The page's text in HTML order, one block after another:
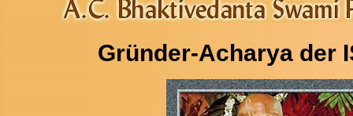
Gründer-Acharya der